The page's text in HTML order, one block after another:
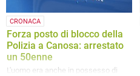
CRONACA
Forza posto di blocco della
Polizia a Canosa: arrestato
un 50enne
L'uomo era anche in possesso di